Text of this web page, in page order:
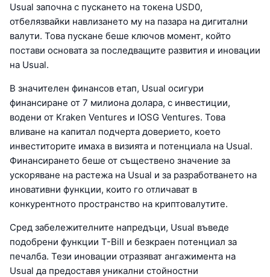
Usual започна с пускането на токена USD0,
отбелязвайки навлизането му на пазара на дигитални
валути. Това пускане беше ключов момент, който
постави основата за последващите развития и иновации
на Usual.
В значителен финансов етап, Usual осигури
финансиране от 7 милиона долара, с инвестиции,
водени от Kraken Ventures и IOSG Ventures. Това
вливане на капитал подчерта доверието, което
инвеститорите имаха в визията и потенциала на Usual.
Финансирането беше от съществено значение за
ускоряване на растежа на Usual и за разработването на
иновативни функции, които го отличават в
конкурентното пространство на криптовалутите.
Сред забележителните напредъци, Usual въведе
подобрени функции T-Bill и безкраен потенциал за
печалба. Тези иновации отразяват ангажимента на
Usual да предоставя уникални стойностни